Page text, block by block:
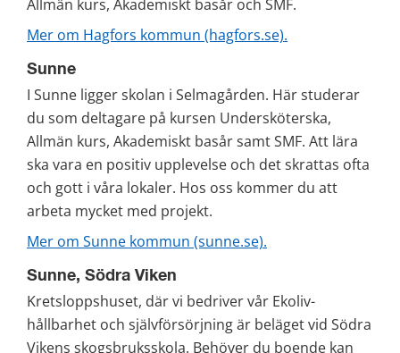
Allmän kurs, Akademiskt basår och SMF.
Mer om Hagfors kommun (hagfors.se).
Sunne
I Sunne ligger skolan i Selmagården. Här studerar
du som deltagare på kursen Undersköterska,
Allmän kurs, Akademiskt basår samt SMF. Att lära
ska vara en positiv upplevelse och det skrattas ofta
och gott i våra lokaler. Hos oss kommer du att
arbeta mycket med projekt.
Mer om Sunne kommun (sunne.se).
Sunne, Södra Viken
Kretsloppshuset, där vi bedriver vår Ekoliv-
hållbarhet och självförsörjning är beläget vid Södra
Vikens skogsbruksskola. Behöver du boende kan